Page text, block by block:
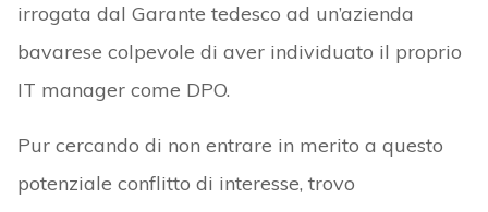
irrogata dal Garante tedesco ad un’azienda
bavarese colpevole di aver individuato il proprio
IT manager come DPO.
Pur cercando di non entrare in merito a questo
potenziale conflitto di interesse, trovo